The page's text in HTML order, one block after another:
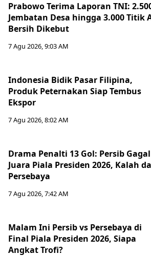
Prabowo Terima Laporan TNI:
Jembatan Desa hingga 3.000 Titik
Bersih Dikebut
7 Agu 2026, 9:03 AM
Indonesia Bidik Pasar Filipina,
Produk Peternakan Siap Tembus
Ekspor
7 Agu 2026, 8:02 AM
Drama Penalti 13 Gol: Persib Gagal
Juara Piala Presiden 2026, Kalah
Persebaya
7 Agu 2026, 7:42 AM
Malam Ini Persib vs Persebaya di
Final Piala Presiden 2026, Siapa
Angkat Trofi?